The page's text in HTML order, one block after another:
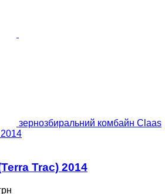
зернозбиральний комбайн Claas
Trac) 2014